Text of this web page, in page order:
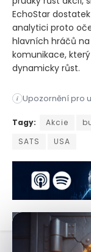
EchoStar
analytici proto
hlavních hráčů
komunikace,
dynamicky růst.
i Upozornění pro
Společnost
Tagy: Akcie
SATS
USA